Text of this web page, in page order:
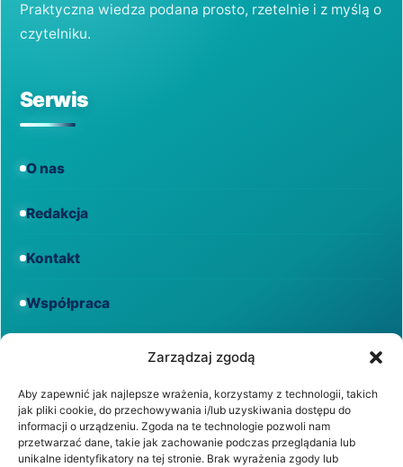
Zarządzaj zgodą
Aby zapewnić jak najlepsze wrażenia, korzystamy z technologii, takich
jak pliki cookie, do przechowywania i/lub uzyskiwania dostępu do
informacji o urządzeniu. Zgoda na te technologie pozwoli nam
przetwarzać dane, takie jak zachowanie podczas przeglądania lub
unikalne identyfikatory na tej stronie. Brak wyrażenia zgody lub
Praktyczna wiedza podana prosto, rzetelnie i z myślą o
czytelniku.
Serwis
O nas
Redakcja
Kontakt
Współpraca
Regulamin